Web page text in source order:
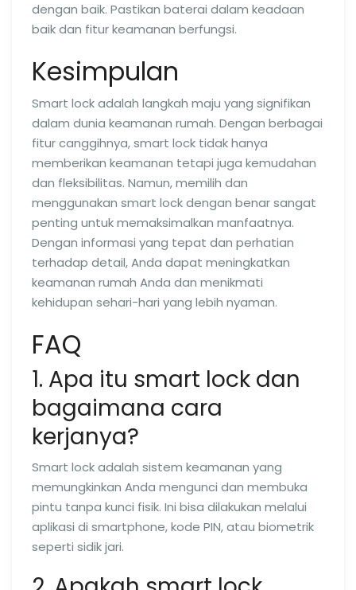
dengan baik. Pastikan baterai dalam keadaan
baik dan fitur keamanan berfungsi.
Kesimpulan
Smart lock adalah langkah maju yang signifikan
dalam dunia keamanan rumah. Dengan berbagai
fitur canggihnya, smart lock tidak hanya
memberikan keamanan tetapi juga kemudahan
dan fleksibilitas. Namun, memilih dan
menggunakan smart lock dengan benar sangat
penting untuk memaksimalkan manfaatnya.
Dengan informasi yang tepat dan perhatian
terhadap detail, Anda dapat meningkatkan
keamanan rumah Anda dan menikmati
kehidupan sehari-hari yang lebih nyaman.
FAQ
1. Apa itu smart lock dan
bagaimana cara
kerjanya?
Smart lock adalah sistem keamanan yang
memungkinkan Anda mengunci dan membuka
pintu tanpa kunci fisik. Ini bisa dilakukan melalui
aplikasi di smartphone, kode PIN, atau biometrik
seperti sidik jari.